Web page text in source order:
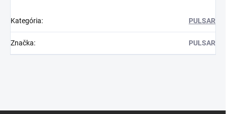
Kategória: PULSAR
Značka: PULSAR